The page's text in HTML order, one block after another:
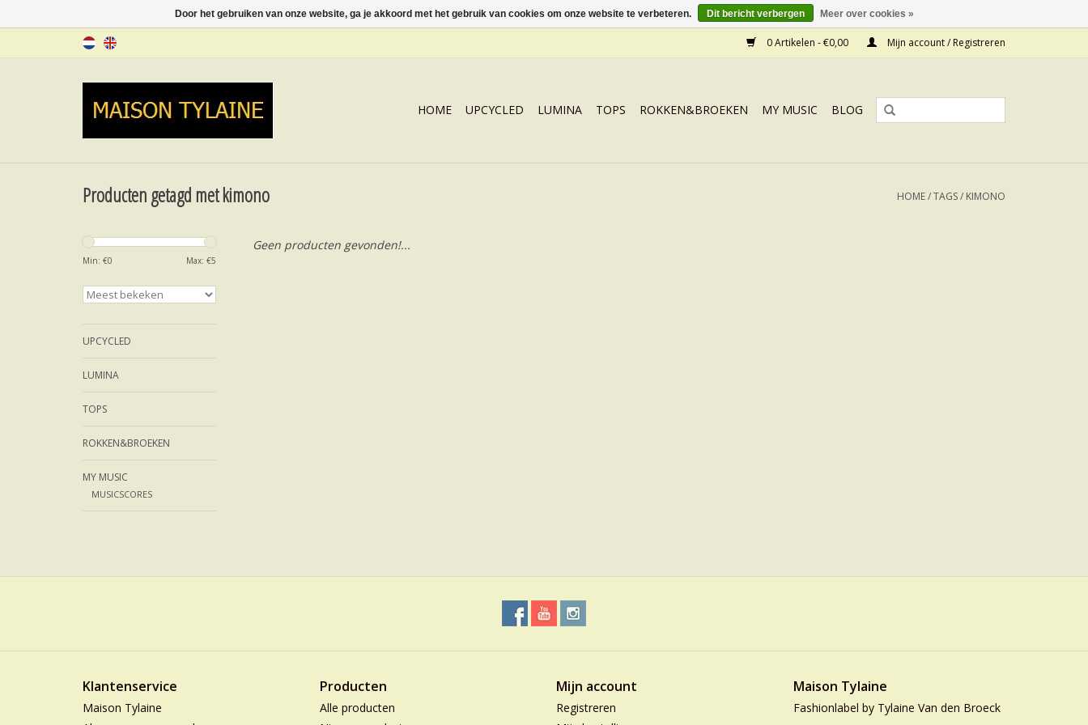
0 Artikelen - €0,00 Mijn account / Registreren
HOME UPCYCLED LUMINA TOPS ROKKEN&BROEKEN MY MUSIC BLOG
Producten getagd met kimono HOME/TAGS/ KIMONO
Min: €0 Max: €5
UPCYCLED
LUMINA
TOPS
ROKKEN&BROEKEN
MY MUSIC
MUSICSCORES
Geen producten gevonden!...
Klantenservice
Maison Tylaine
Producten
Alle producten
Mijn account
Registreren
Maison Tylaine
Fashionlabel by Tylaine Van den Broeck
Door het gebruiken van onze website, ga je akkoord met het gebruik van cookies om onze website te verbeteren. Dit bericht verbergen Meer over cookies »